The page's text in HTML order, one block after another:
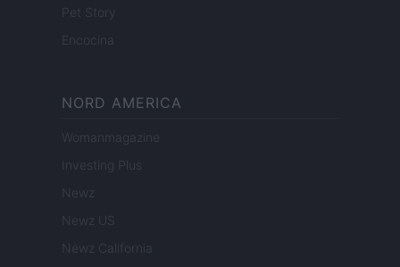
Pet Story
Encocina
NORD AMERICA
Womanmagazine
Investing Plus
Newz
Newz US
Newz California